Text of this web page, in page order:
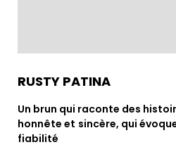
RUSTY PATINA
Un brun qui raconte des
honnête et sincère, qui
fiabilité